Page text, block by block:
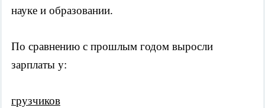
науке и образовании.
По сравнению с прошлым годом выросли
зарплаты у:
грузчиков